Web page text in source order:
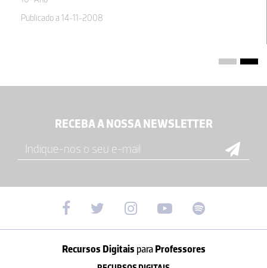
Publicado a 14-11-2008
RECEBA A NOSSA NEWSLETTER
Recursos Digitais paraProfessores